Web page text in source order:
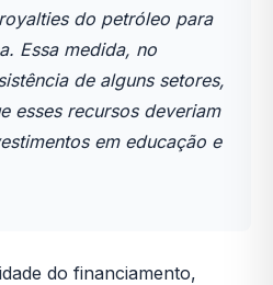
do petróleo para
Essa medida, no
de alguns setores,
esses recursos deveriam
em educação e
do financiamento,